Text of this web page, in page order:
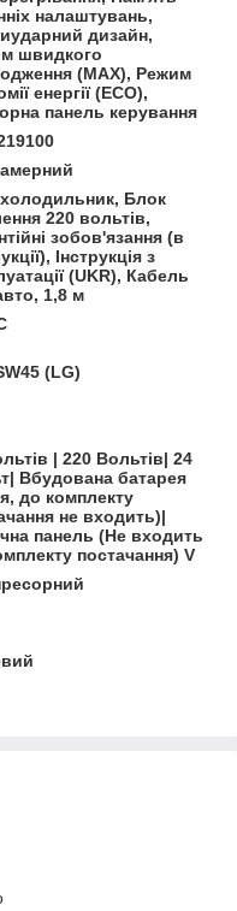
налаштувань,
дизайн,
швидкого
(MAX), Режим
енергії (ECO),
панель керування
Блок
220 вольтів,
зобов'язання (в
Інструкція з
(UKR), Кабель
1,8 м
(LG)
| 220 Вольтів| 24
Вбудована батарея
до комплекту
не входить)|
панель (Не входить
постачання) V